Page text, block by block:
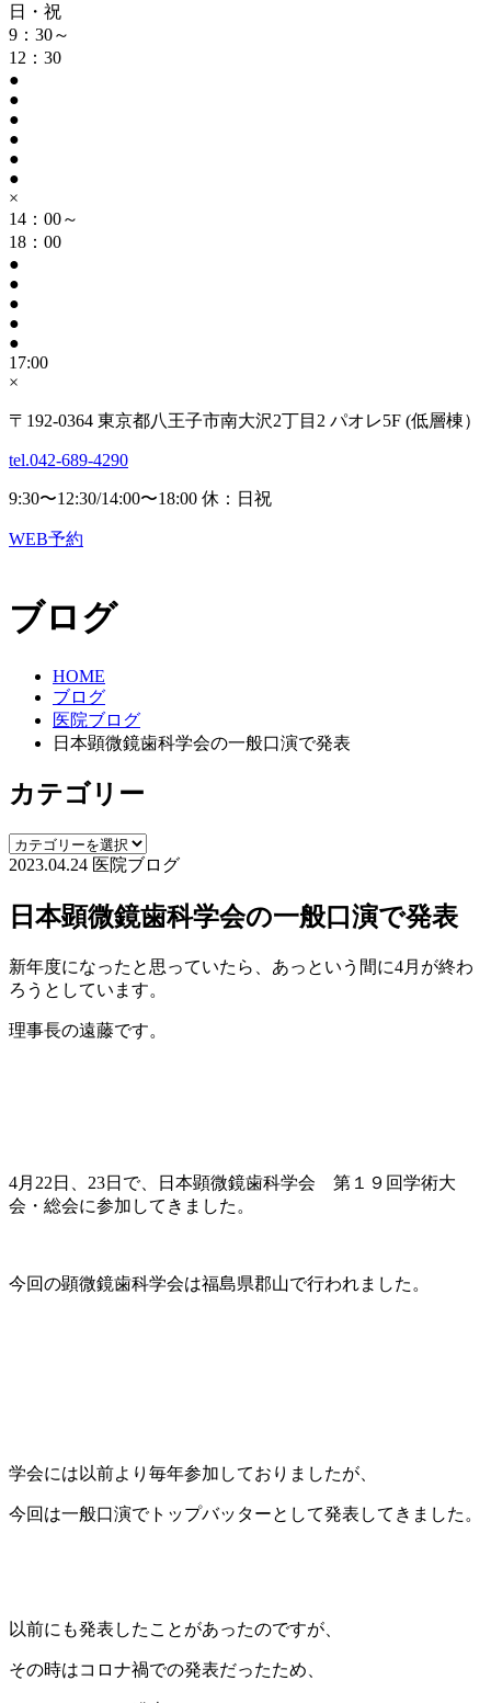
日・祝
9：30～
12：30
●
●
●
●
●
●
×
14：00～
18：00
●
●
●
●
●
17:00
×
〒192-0364 東京都八王子市南大沢2丁目2 パオレ5F (低層棟）
tel.042-689-4290
9:30〜12:30/14:00〜18:00 休：日祝
WEB予約
ブログ
HOME
ブログ
医院ブログ
日本顕微鏡歯科学会の一般口演で発表
カテゴリー
2023.04.24 医院ブログ
日本顕微鏡歯科学会の一般口演で発表
新年度になったと思っていたら、あっという間に4月が終わ
ろうとしています。
理事長の遠藤です。
4月22日、23日で、日本顕微鏡歯科学会 第１９回学術大
会・総会に参加してきました。
今回の顕微鏡歯科学会は福島県郡山で行われました。
学会には以前より毎年参加しておりましたが、
今回は一般口演でトップバッターとして発表してきました。
以前にも発表したことがあったのですが、
その時はコロナ禍での発表だったため、